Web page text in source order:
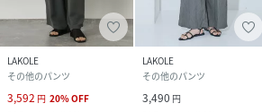
LAKOLE
その他のパンツ
3,592 円 20%OFF
LAKOLE
その他のパンツ
3,490 円